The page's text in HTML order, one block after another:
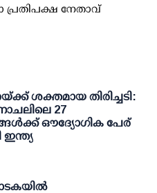
പ്രതിപക്ഷ നേതാവ്
ശക്തമായ തിരിച്ചടി:
27
ഔദ്യോഗിക പേര്